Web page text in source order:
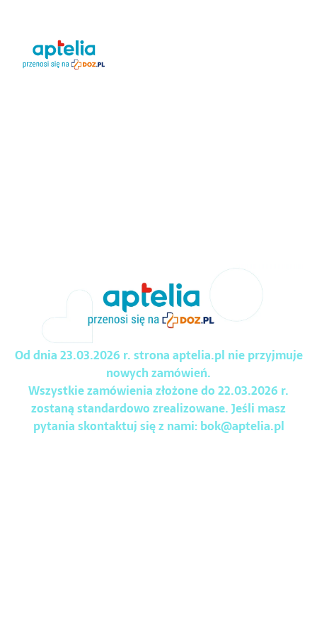
Od dnia 23.03.2026 r. strona aptelia.pl nie przyjmuje
nowych zamówień.
Wszystkie zamówienia złożone do 22.03.2026 r.
zostaną standardowo zrealizowane. Jeśli masz
pytania skontaktuj się z nami:bok@aptelia.pl